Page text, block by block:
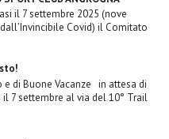
il 7 settembre 2025 (nove
Covid) il Comitato
e di Buone Vacanze in attesa di
7 settembre al via del 10° Trail